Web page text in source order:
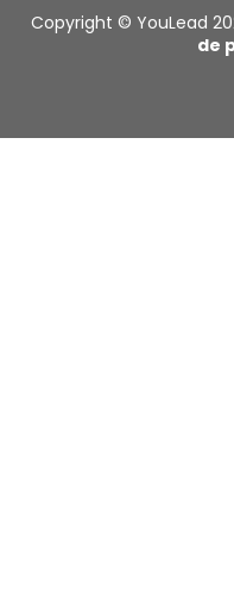
Copyright © YouLead
de